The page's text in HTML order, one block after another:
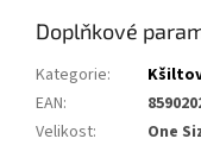
Doplňkové
Kategorie:
EAN:
Velikost:
One